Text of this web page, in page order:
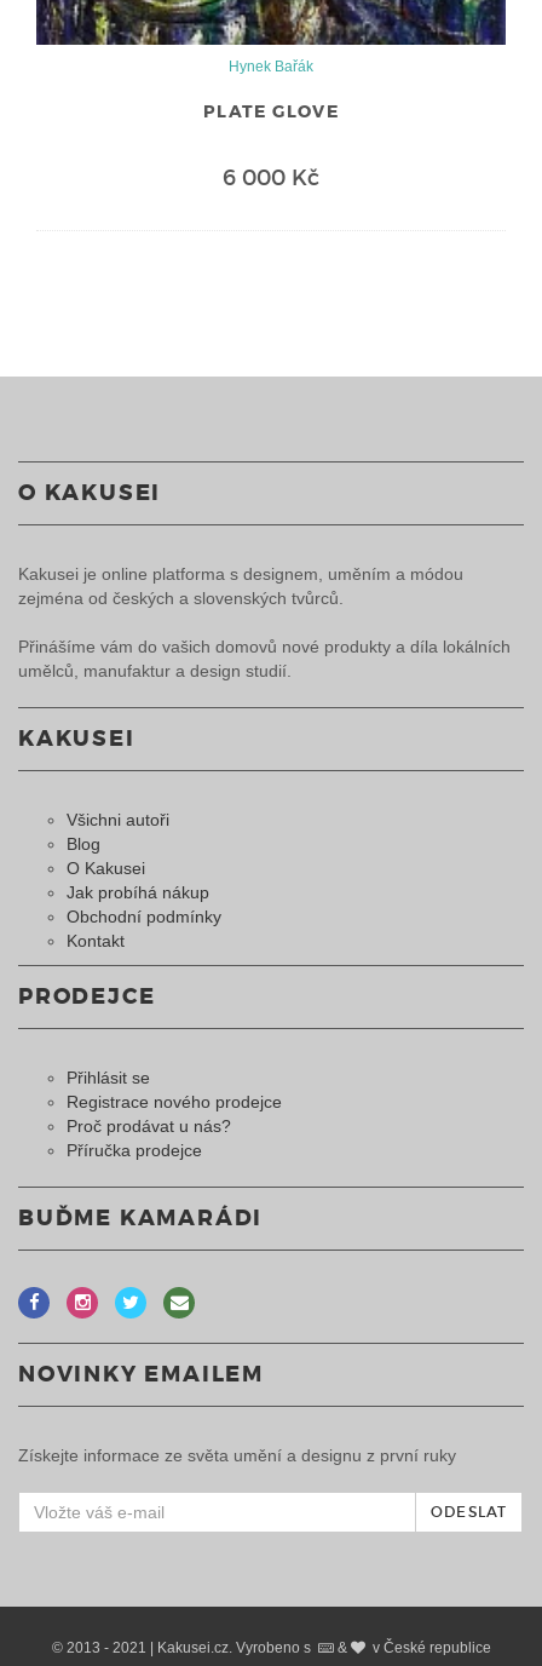
Hynek Bařák
PLATE GLOVE
6 000 Kč
O KAKUSEI
Kakusei je online platforma s designem, uměním a módou
zejména od českých a slovenských tvůrců.
Přinášíme vám do vašich domovů nové produkty a díla lokálních
umělců, manufaktur a design studií.
KAKUSEI
Všichni autoři
Blog
O Kakusei
Jak probíhá nákup
Obchodní podmínky
Kontakt
PRODEJCE
Přihlásit se
Registrace nového prodejce
Proč prodávat u nás?
Příručka prodejce
BUĎME KAMARÁDI
NOVINKY EMAILEM
Získejte informace ze světa umění a designu z první ruky
ODESLAT
© 2013 - 2021 | Kakusei.cz. Vyrobeno s & v České republice